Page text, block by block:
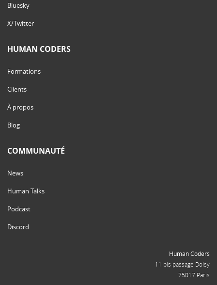
Bluesky
X/Twitter
HUMAN CODERS
Formations
Clients
À propos
Blog
COMMUNAUTÉ
News
Human Talks
Podcast
Discord
Human Coders
11 bis passage Doisy
75017 Paris